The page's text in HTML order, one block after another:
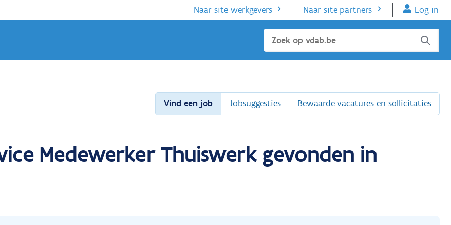
Naar site werkgevers Naar site partners Log in
Sluiten
Vind een job Jobsuggesties Bewaarde vacatures en sollicitaties
Medewerker Thuiswerk gevonden in